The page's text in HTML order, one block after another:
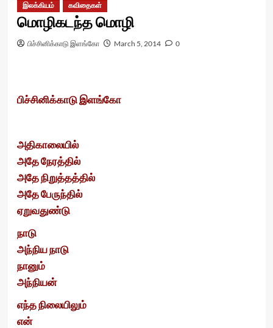
இலக்கியம் கவிதைகள்
மொழிகடந்த மொழி
பிச்சினிக்காடு இளங்கோ March 5, 2014 0
பிச்சினிக்காடு இளங்கோ
அதிகாலையில்
அதே நேரத்தில்
அதே நிறுத்தத்தில்
அதே பேருந்தில்
ஏறுவதுண்டு
நாடு
அந்நிய நாடு
நானும்
அந்நியன்
எந்த நிலையிலும்
என்